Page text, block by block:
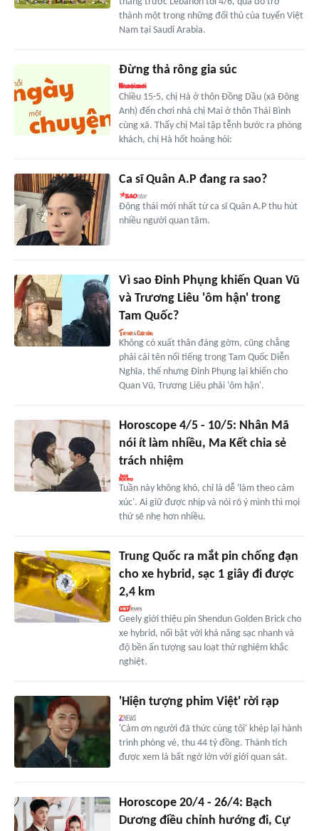
thành một trong những đối thủ của tuyển Việt
Nam tại Saudi Arabia.
Đừng thả rông gia súc
Chiều 15-5, chị Hà ở thôn Đồng Dầu (xã Đông
Anh) đến chơi nhà chị Mai ở thôn Thái Bình
cùng xã. Thấy chị Mai tập tễnh bước ra phòng
khách, chị Hà hốt hoảng hỏi:
Ca sĩ Quân A.P đang ra sao?
Động thái mới nhất từ ca sĩ Quân A.P thu hút
nhiều người quan tâm.
Vì sao Đinh Phụng khiến Quan Vũ
và Trương Liêu 'ôm hận' trong
Tam Quốc?
Không có xuất thân đáng gờm, cũng chẳng
phải cái tên nổi tiếng trong Tam Quốc Diễn
Nghĩa, thế nhưng Đinh Phụng lại khiến cho
Quan Vũ, Trương Liêu phải 'ôm hận'.
Horoscope 4/5 - 10/5: Nhân Mã
nói ít làm nhiều, Ma Kết chia sẻ
trách nhiệm
Tuần này không khó, chỉ là dễ 'làm theo cảm
xúc'. Ai giữ được nhịp và nói rõ ý mình thì mọi
thứ sẽ nhẹ hơn nhiều.
Trung Quốc ra mắt pin chống đạn
cho xe hybrid, sạc 1 giây đi được
2,4 km
Geely giới thiệu pin Shendun Golden Brick cho
xe hybrid, nổi bật với khả năng sạc nhanh và
độ bền ấn tượng sau loạt thử nghiệm khắc
nghiệt.
'Hiện tượng phim Việt' rời rạp
'Cảm ơn người đã thức cùng tôi' khép lại hành
trình phòng vé, thu 44 tỷ đồng. Thành tích
được xem là bất ngờ lớn với giới quan sát.
Horoscope 20/4 - 26/4: Bạch
Dương điều chỉnh hướng đi, Cự